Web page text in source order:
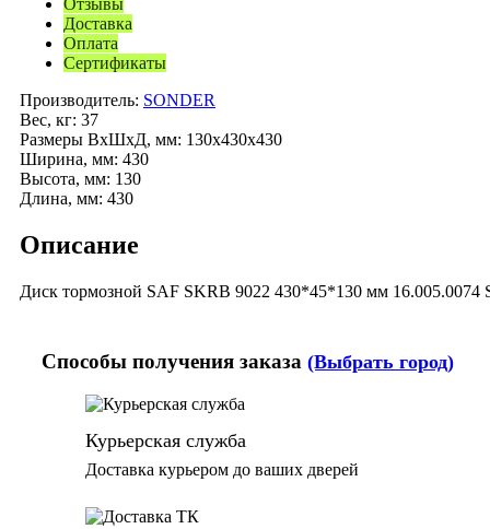
Отзывы
Доставка
Оплата
Сертификаты
Производитель: SONDER
Вес, кг: 37
Размеры ВхШхД, мм: 130x430x430
Ширина, мм: 430
Высота, мм: 130
Длина, мм: 430
Описание
Диск тормозной SAF SKRB 9022 430*45*130 мм 16.005.0074
Способы получения заказа (Выбрать город)
Курьерская служба
Доставка курьером до ваших дверей